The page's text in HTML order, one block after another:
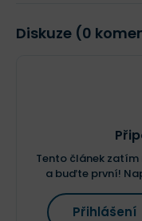
Diskuze (0
Tento článek zatím
a buďte první!
Přihlášení